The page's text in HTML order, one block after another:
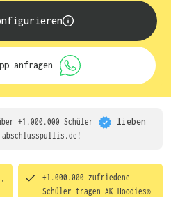
anfragen
+1.000.000 Schüler
lieben
abschlusspullis.de!
+1.000.000 zufriedene
Schüler tragen AK Hoodies®